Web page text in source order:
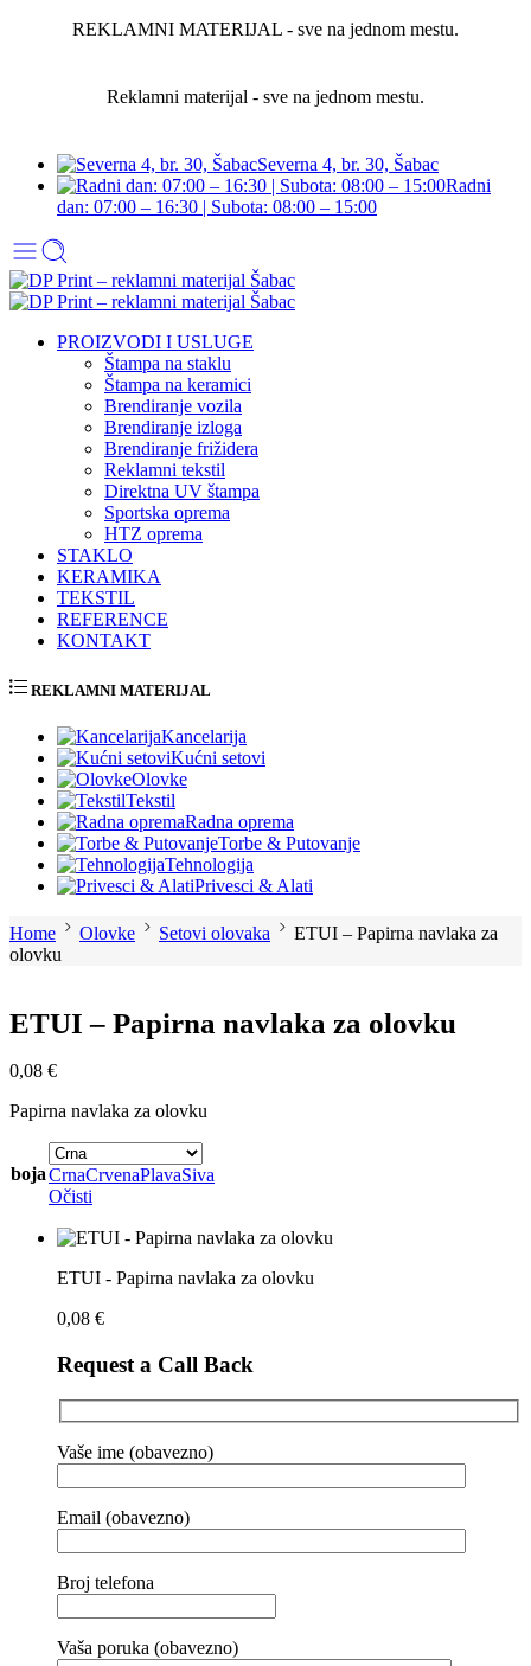
REKLAMNI MATERIJAL - sve na jednom mestu.
Reklamni materijal - sve na jednom mestu.
Severna 4, br. 30, Šabac
Radni
dan: 07:00 – 16:30 | Subota: 08:00 – 15:00
PROIZVODI I USLUGE
Štampa na staklu
Štampa na keramici
Brendiranje vozila
Brendiranje izloga
Brendiranje frižidera
Reklamni tekstil
Direktna UV štampa
Sportska oprema
HTZ oprema
STAKLO
KERAMIKA
TEKSTIL
REFERENCE
KONTAKT
REKLAMNI MATERIJAL
Kancelarija
Kućni setovi
Olovke
Tekstil
Radna oprema
Torbe & Putovanje
Tehnologija
Privesci & Alati
Home Olovke Setovi olovaka
ETUI – Papirna navlaka za
olovku
ETUI – Papirna navlaka za olovku
0,08 €
Papirna navlaka za olovku
bojaCrnaCrvenaPlavaSiva
Očisti
ETUI - Papirna navlaka za olovku
0,08 €
Request a Call Back
Vaše ime (obavezno)
Email (obavezno)
Broj telefona
Vaša poruka (obavezno)